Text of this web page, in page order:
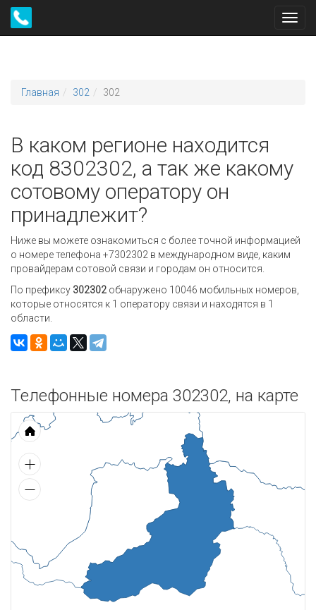
Главная 302 302
В каком регионе находится
код 8302302, а так же какому
сотовому оператору он
принадлежит?
Ниже вы можете ознакомиться с более точной информацией
о номере телефона +7302302 в международном виде, каким
провайдерам сотовой связи и городам он относится.
По префиксу 302302 обнаружено 10046 мобильных номеров,
которые относятся к 1 оператору связи и находятся в 1
области.
Телефонные номера 302302, на карте